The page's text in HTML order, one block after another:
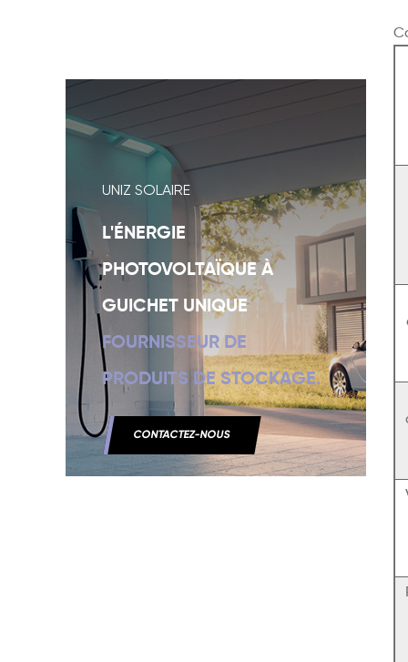
UNIZ SOLAIRE
L'ÉNERGIE
PHOTOVOLTAÏQUE À
GUICHET UNIQUE
FOURNISSEUR DE
PRODUITS DE STOCKAGE.
CONTACTEZ-NOUS